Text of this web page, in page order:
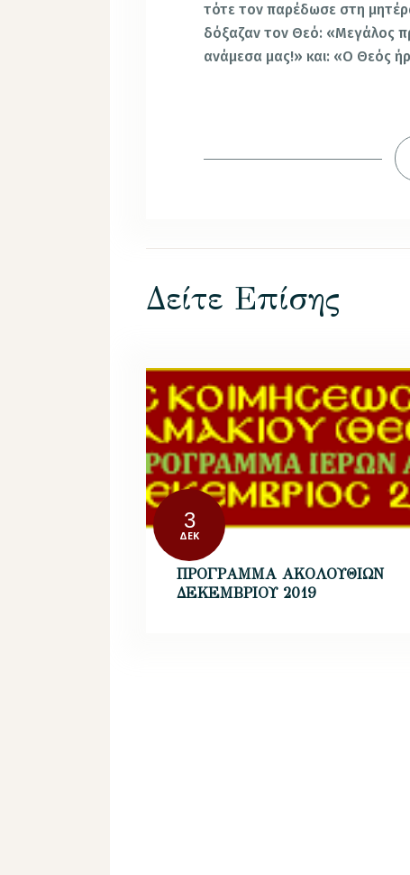
τότε τον παρέδωσε στη
δόξαζαν τον Θεό: «Μεγάλος
ανάμεσα μας!» και: «Ο Θεός
Δείτε Επίσης
3
ΔΕΚ
ΠΡΟΓΡΑΜΜΑ ΑΚΟΛΟΥΘΙΩΝ
ΔΕΚΕΜΒΡΙΟΥ 2019